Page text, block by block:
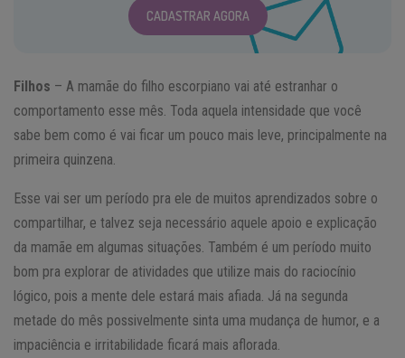
CADASTRAR AGORA
Filhos – A mamãe do filho escorpiano vai até estranhar o
comportamento esse mês. Toda aquela intensidade que você
sabe bem como é vai ficar um pouco mais leve, principalmente na
primeira quinzena.
Esse vai ser um período pra ele de muitos aprendizados sobre o
compartilhar, e talvez seja necessário aquele apoio e explicação
da mamãe em algumas situações. Também é um período muito
bom pra explorar de atividades que utilize mais do raciocínio
lógico, pois a mente dele estará mais afiada. Já na segunda
metade do mês possivelmente sinta uma mudança de humor, e a
impaciência e irritabilidade ficará mais aflorada.